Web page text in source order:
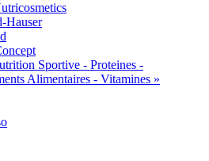
Hauser
Sportive - Proteines -
Alimentaires - Vitamines »